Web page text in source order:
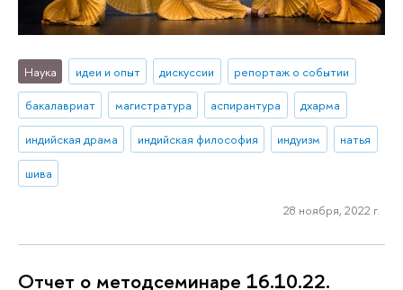
Наука идеи и опыт дискуссии репортаж о событии
бакалавриат магистратура аспирантура дхарма
индийская драма индийская философия индуизм натья
шива
28 ноября, 2022 г.
Отчет о методсеминаре 16.10.22.